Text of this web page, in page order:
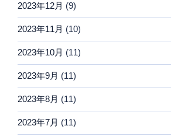
2023年12月 (9)
2023年11月 (10)
2023年10月 (11)
2023年9月 (11)
2023年8月 (11)
2023年7月 (11)